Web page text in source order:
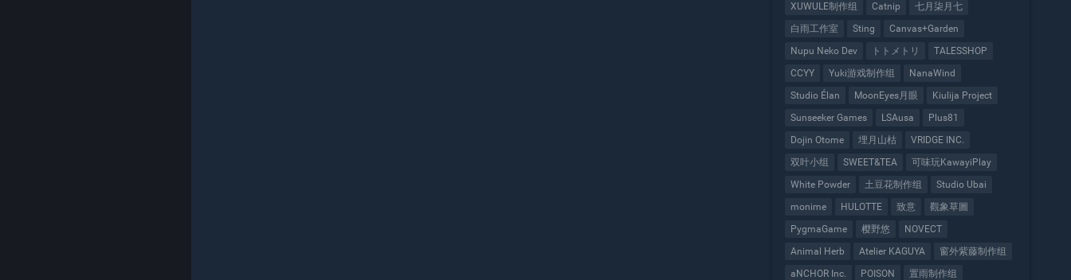
XUWULE制作组
Catnip
七月柒月七
白雨工作室
Sting
Canvas+Garden
Nupu Neko Dev
トトメトリ
TALESSHOP
CCYY
Yuki游戏制作组
NanaWind
Studio Élan
MoonEyes月眼
Kiulija Project
Sunseeker Games
LSAusa
Plus81
Dojin Otome
埋月山枯
VRIDGE INC.
双叶小组
SWEET&TEA
可味玩KawayiPlay
White Powder
土豆花制作组
Studio Ubai
monime
HULOTTE 致意
觀象草圖
PygmaGame
樱野悠
NOVECT
Animal Herb
Atelier KAGUYA
窗外紫藤制作组
aNCHOR Inc.
POISON
置雨制作组